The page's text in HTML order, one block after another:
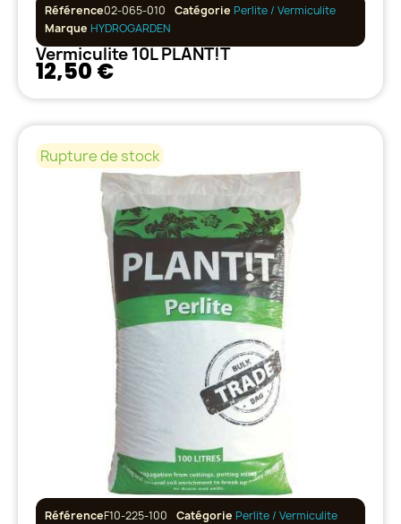
Référence02-065-010 Catégorie Perlite / Vermiculite
Marque HYDROGARDEN
Vermiculite 10L PLANT!T
12,50 €
Rupture de stock
RéférenceF10-225-100 Catégorie Perlite / Vermiculite